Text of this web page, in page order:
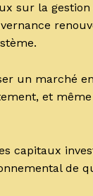
sur la
un marché
et même
capitaux
de